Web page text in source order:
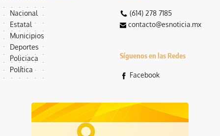
Nacional
Estatal
Municipios
Deportes
Policiaca
Política
(614) 278 7185
contacto@esnoticia.mx
Síguenos en las Redes
Facebook